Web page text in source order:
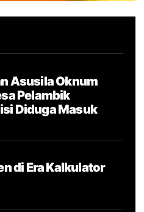
Asusila Oknum
Pelambik
Diduga Masuk
di Era Kalkulator